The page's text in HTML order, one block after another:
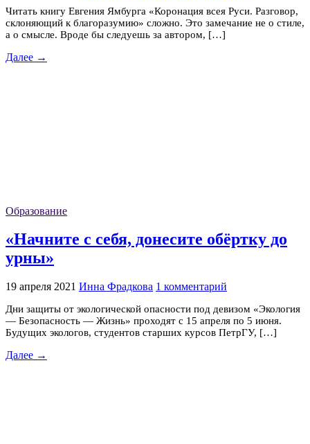
Читать книгу Евгения Ямбурга «Коронация всея Руси. Разговор,
склоняющий к благоразумию» сложно. Это замечание не о стиле,
а о смысле. Вроде бы следуешь за автором, […]
Далее →
Образование
«Начните с себя, донесите обёртку до
урны»
19 апреля 2021 Инна Фрадкова 1 комментарий
Дни защиты от экологической опасности под девизом «Экология
— Безопасность — Жизнь» проходят с 15 апреля по 5 июня.
Будущих экологов, студентов старших курсов ПетрГУ, […]
Далее →